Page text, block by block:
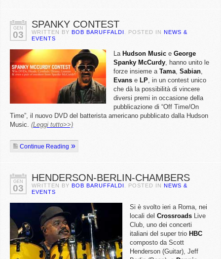
GEN
03
SPANKY CONTEST
WRITTEN BY BOB BARUFFALDI . POSTED IN NEWS &
EVENTS
La Hudson Music e George
Spanky McCurdy, hanno unito le
forze insieme a Tama, Sabian,
Evans e LP, in un contest unico
che dà la possibilità di vincere
diversi premi in occasione della
pubblicazione di “Off Time/On
Time”, il nuovo DVD del batterista americano pubblicato dalla Hudson
Music. (Leggi tutto>>)
Continue Reading
GEN
03
HENDERSON-BERLIN-CHAMBERS
WRITTEN BY BOB BARUFFALDI . POSTED IN NEWS &
EVENTS
Si è svolto ieri a Roma, nei
locali del Crossroads Live
Club, uno dei concerti
italiani del super trio HBC
composto da Scott
Henderson (Guitar), Jeff